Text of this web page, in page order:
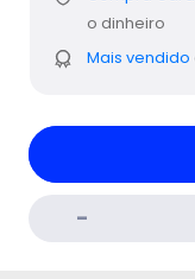
o dinheiro
Mais vendido